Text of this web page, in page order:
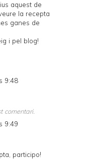
aquest de
la recepta
ganes de
i pel blog!
9:48
comentari.
9:49
participo!